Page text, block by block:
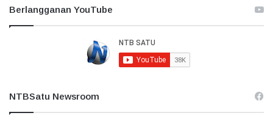
Berlangganan YouTube
NTBSatu Newsroom